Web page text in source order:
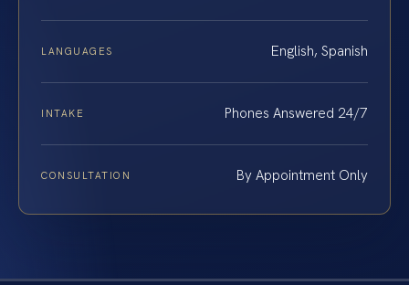
LANGUAGES English, Spanish
INTAKE Phones Answered 24/7
CONSULTATION By Appointment Only